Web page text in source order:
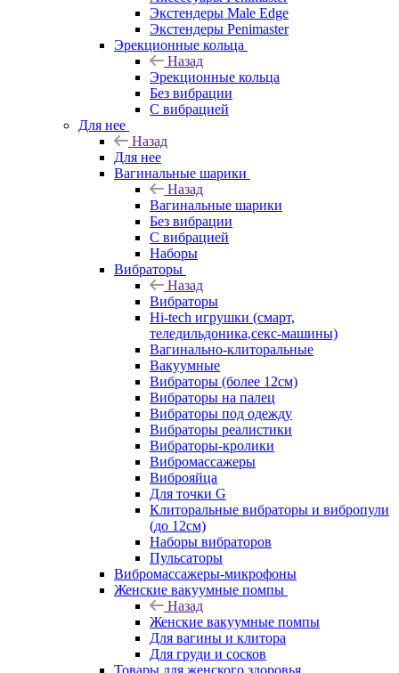
Экстендеры Male Edge
Экстендеры Penimaster
Эрекционные кольца
Назад
Эрекционные кольца
Без вибрации
С вибрацией
Для нее
Назад
Для нее
Вагинальные шарики
Назад
Вагинальные шарики
Без вибрации
С вибрацией
Наборы
Вибраторы
Назад
Вибраторы
Hi-tech игрушки (смарт,
теледильдоника,секс-машины)
Вагинально-клиторальные
Вакуумные
Вибраторы (более 12см)
Вибраторы на палец
Вибраторы под одежду
Вибраторы реалистики
Вибраторы-кролики
Вибромассажеры
Виброяйца
Для точки G
Клиторальные вибраторы и вибропули
(до 12см)
Наборы вибраторов
Пульсаторы
Вибромассажеры-микрофоны
Женские вакуумные помпы
Назад
Женские вакуумные помпы
Для вагины и клитора
Для груди и сосков
Товары для женского здоровья